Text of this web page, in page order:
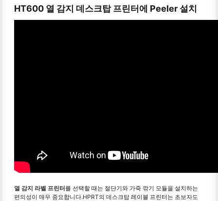
HT600 열 감지 데스크탑 프린터에 Peeler 설치
열 감지 라벨 프린터를 선택할 때는 절단기와 가죽 깎기 모듈을 설치하는
편의성이 매우 중요합니다.HPRT의 데스크탑 레이블 프린터는 초보자도